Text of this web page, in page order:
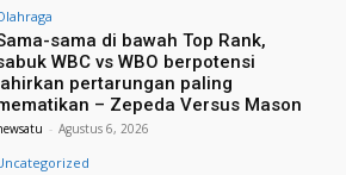
sama di bawah Top Rank,
WBC vs WBO berpotensi
pertarungan paling
– Zepeda Versus Mason
- Agustus 6, 2026